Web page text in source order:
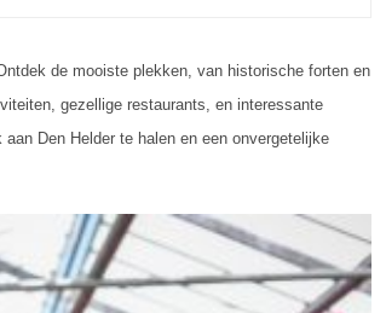
de mooiste plekken, van historische forten en
gezellige restaurants, en interessante
Den Helder te halen en een onvergetelijke